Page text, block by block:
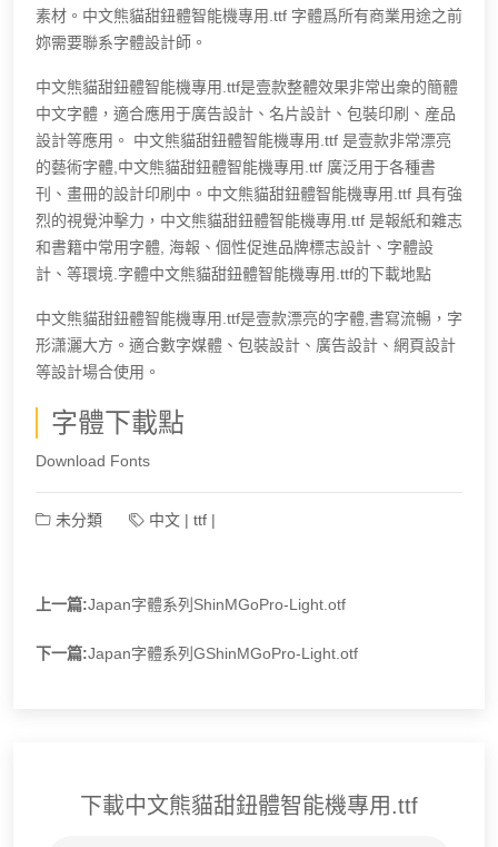
素材。中文熊貓甜鈕體智能機專用.ttf 字體爲所有商業用途之前
妳需要聯系字體設計師。
中文熊貓甜鈕體智能機專用.ttf是壹款整體效果非常出衆的簡體
中文字體，適合應用于廣告設計、名片設計、包裝印刷、産品
設計等應用。 中文熊貓甜鈕體智能機專用.ttf 是壹款非常漂亮
的藝術字體,中文熊貓甜鈕體智能機專用.ttf 廣泛用于各種書
刊、畫冊的設計印刷中。中文熊貓甜鈕體智能機專用.ttf 具有強
烈的視覺沖擊力，中文熊貓甜鈕體智能機專用.ttf 是報紙和雜志
和書籍中常用字體, 海報、個性促進品牌標志設計、字體設
計、等環境.字體中文熊貓甜鈕體智能機專用.ttf的下載地點
中文熊貓甜鈕體智能機專用.ttf是壹款漂亮的字體,書寫流暢，字
形潇灑大方。適合數字媒體、包裝設計、廣告設計、網頁設計
等設計場合使用。
字體下載點
Download Fonts
未分類 中文 | ttf |
上一篇:Japan字體系列ShinMGoPro-Light.otf
下一篇:Japan字體系列GShinMGoPro-Light.otf
下載中文熊貓甜鈕體智能機專用.ttf